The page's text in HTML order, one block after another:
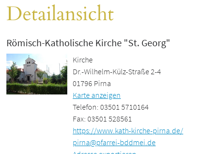
Detailansicht
Römisch-Katholische Kirche "St. Georg"
Kirche
Dr.-Wilhelm-Külz-Straße 2-4
01796 Pirna
Karte anzeigen
Telefon: 03501 5710164
Fax: 03501 528561
https://www.kath-kirche-pirna.de/
pirna@pfarrei-bddmei.de